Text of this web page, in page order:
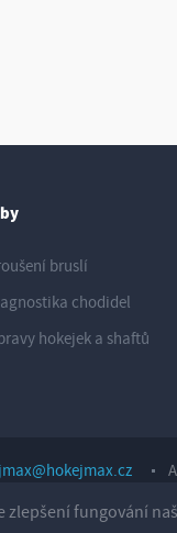
bruslí
chodidel
hokejek a shaftů
zlepšení fungování